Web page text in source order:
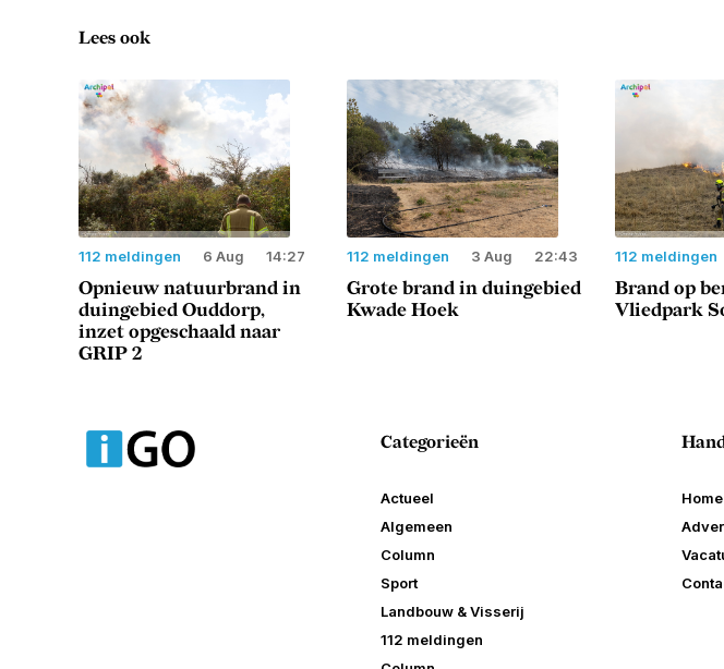
Lees ook
112 meldingen 6 Aug 14:27
Opnieuw natuurbrand in
duingebied Ouddorp,
inzet opgeschaald naar
GRIP 2
112 meldingen 3 Aug 22:43
Grote brand in duingebied
Kwade Hoek
112 meldingen
Brand op
Vliedpark
Categorieën
Actueel
Algemeen
Column
Sport
Landbouw & Visserij
112 meldingen
Home